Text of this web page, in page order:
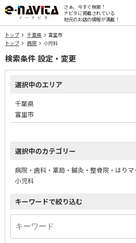
さぁ、今すぐ検索！
ナビタに掲載されている
地元のお店の情報が満載！
トップ 千葉県
富里市
トップ
病院 小児科
検索条件 設定・変更
選択中のエリア
千葉県
富里市
選択中のカテゴリー
病院・歯科・薬局・鍼灸・整骨院・はり
小児科
キーワードで絞り込む